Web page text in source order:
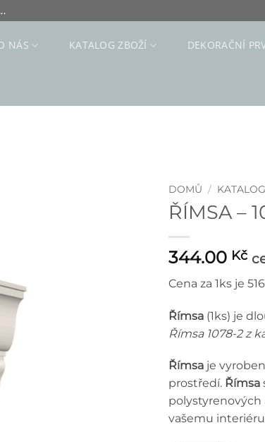
NÁS KATALOG ZBOŽÍ DEKORAČNÍ
DOMŮ /
ŘÍMSA –
344.00 Kč
Cena za 1ks je
Římsa (1ks) je
Římsa 1078-2 z
Římsa je
prostředí. Římsa
polystyrenových
vašemu